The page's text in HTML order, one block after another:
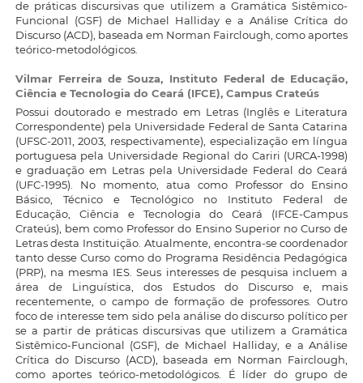
de práticas discursivas que utilizem a Gramática Sistêmico-
Funcional (GSF) de Michael Halliday e a Análise Crítica do
Discurso (ACD), baseada em Norman Fairclough, como aportes
teórico-metodológicos.
Vilmar Ferreira de Souza, Instituto Federal de Educação,
Ciência e Tecnologia do Ceará (IFCE), Campus Crateús
Possui doutorado e mestrado em Letras (Inglês e Literatura
Correspondente) pela Universidade Federal de Santa Catarina
(UFSC-2011, 2003, respectivamente), especialização em língua
portuguesa pela Universidade Regional do Cariri (URCA-1998)
e graduação em Letras pela Universidade Federal do Ceará
(UFC-1995). No momento, atua como Professor do Ensino
Básico, Técnico e Tecnológico no Instituto Federal de
Educação, Ciência e Tecnologia do Ceará (IFCE-Campus
Crateús), bem como Professor do Ensino Superior no Curso de
Letras desta Instituição. Atualmente, encontra-se coordenador
tanto desse Curso como do Programa Residência Pedagógica
(PRP), na mesma IES. Seus interesses de pesquisa incluem a
área de Linguística, dos Estudos do Discurso e, mais
recentemente, o campo de formação de professores. Outro
foco de interesse tem sido pela análise do discurso político per
se a partir de práticas discursivas que utilizem a Gramática
Sistêmico-Funcional (GSF), de Michael Halliday, e a Análise
Crítica do Discurso (ACD), baseada em Norman Fairclough,
como aportes teórico-metodológicos. É líder do grupo de